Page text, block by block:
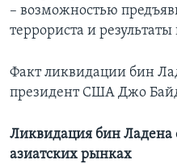
– возможностью
террориста и
Факт ликвидации бин
президент США Джо
Ликвидация бин Ладена
азиатских рынках